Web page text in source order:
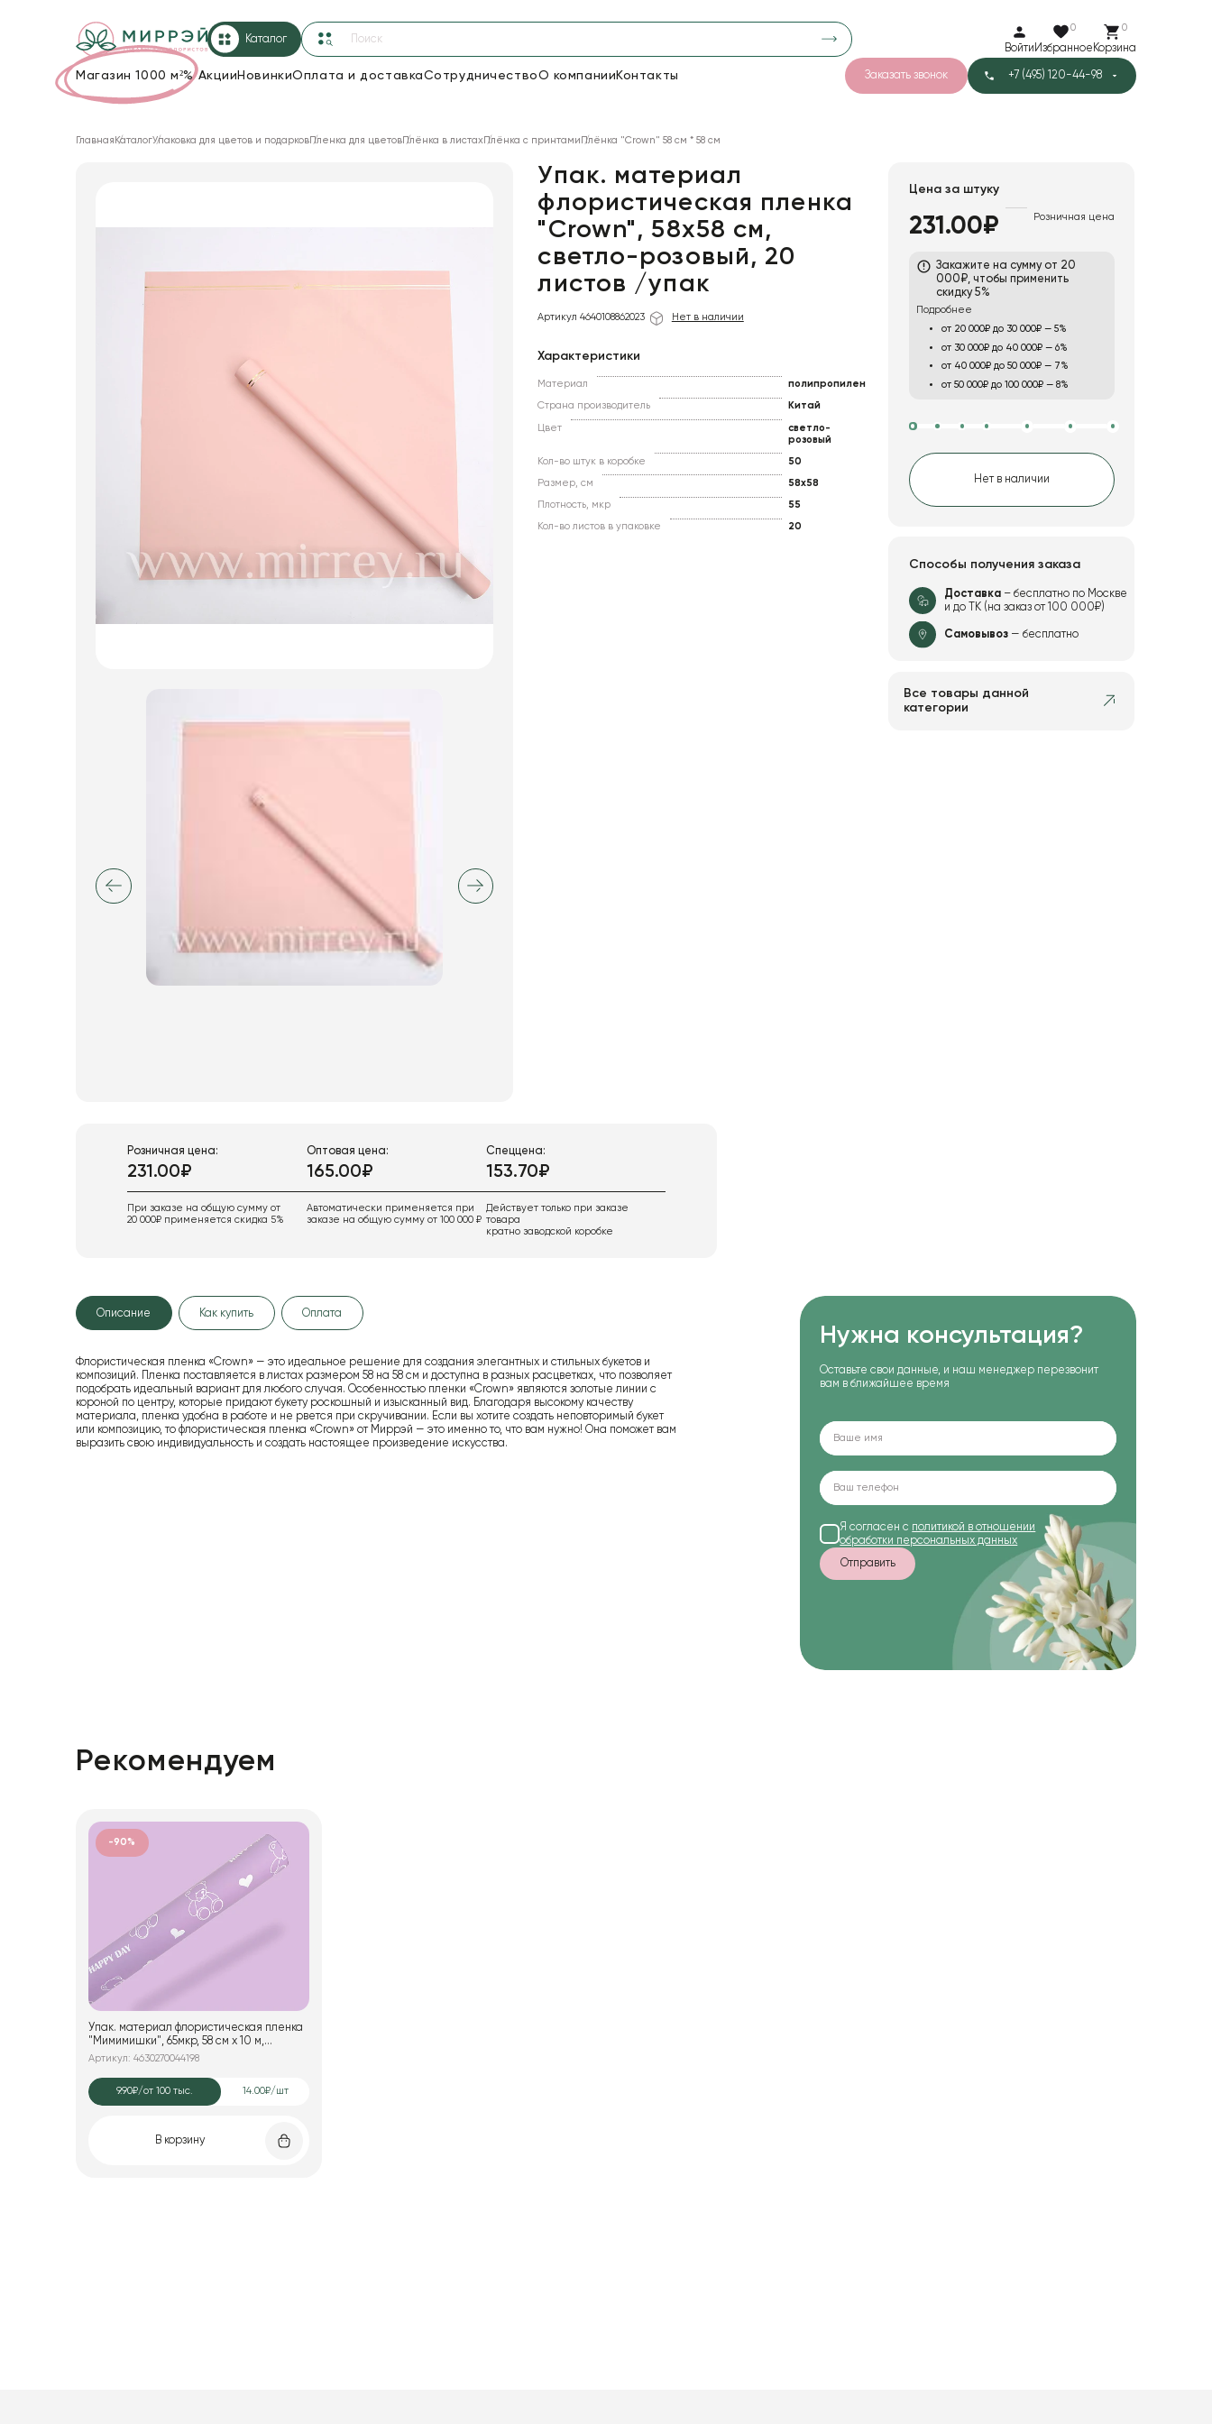
Каталог
Войти
0
Избранное
0
Корзина
Магазин 1000 м²%Акции НовинкиОплата и доставкаСотрудничествоО компании Контакты Заказать звонок +7 (495) 120-44-98
18
Сетка
Коробки для цветов
Фоамиран
Главная КаталогУпаковка для цветов и подарковПленка для цветовПлёнка в листахПлёнка с принтами Плёнка "Сrown" 58 см * 58 см
Упак. материал
флористическая пленка
"Crown", 58х58 см,
светло-розовый, 20
листов /упак
Артикул 4640108862023 Нет в наличии
Характеристики
Материал полипропилен
Страна производитель Китай
Цвет
светло-
розовый
Кол-во штук в коробке 50
Размер, см 58x58
Плотность, мкр 55
Кол-во листов в упаковке 20
Розничная цена:
231.00₽
При заказе на общую сумму от
20 000₽ применяется скидка 5%
Оптовая цена:
165.00₽
Автоматически применяется при
заказе на общую сумму от 100 000 ₽
Спеццена:
153.70₽
Действует только при заказе
товара
кратно заводской коробке
Цена за штуку
231.00₽ Розничная цена
Закажите на сумму от 20
000₽, чтобы применить
скидку 5%
Подробнее
от 20 000₽ до 30 000₽ — 5%
от 30 000₽ до 40 000₽ — 6%
от 40 000₽ до 50 000₽ — 7%
от 50 000₽ до 100 000₽ — 8%
Нет в наличии
Способы получения заказа
Доставка– бесплатно по Москве
и до ТК (на заказ от 100 000₽)
Самовывоз— бесплатно
Все товары данной
категории
Описание Как купить Оплата
Флористическая пленка «Crown» — это идеальное решение для создания элегантных и стильных букетов и
композиций. Пленка поставляется в листах размером 58 на 58 см и доступна в разных расцветках, что позволяет
подобрать идеальный вариант для любого случая. Особенностью пленки «Crown» являются золотые линии с
короной по центру, которые придают букету роскошный и изысканный вид. Благодаря высокому качеству
материала, пленка удобна в работе и не рвется при скручивании. Если вы хотите создать неповторимый букет
или композицию, то флористическая пленка «Crown» от Миррэй — это именно то, что вам нужно! Она поможет вам
выразить свою индивидуальность и создать настоящее произведение искусства.
Нужна консультация?
Оставьте свои данные, и наш менеджер перезвонит
вам в ближайшее время
Я согласен с политикой в отношении
обработки персональных данных
Отправить
Рекомендуем
-90%
Упак. материал флористическая пленка
"Мимимишки", 65мкр, 58 см х 10 м,
сиреневый
Артикул: 4630270044198
9.90₽/от 100 тыс. 14.00₽/шт
В корзину